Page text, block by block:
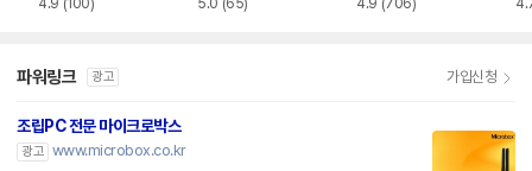
4.9 (100) 5.0 (65) 4.9 (706)
파워링크 광고 가입신청
조립PC 전문 마이크로박스
광고 www.microbox.co.kr